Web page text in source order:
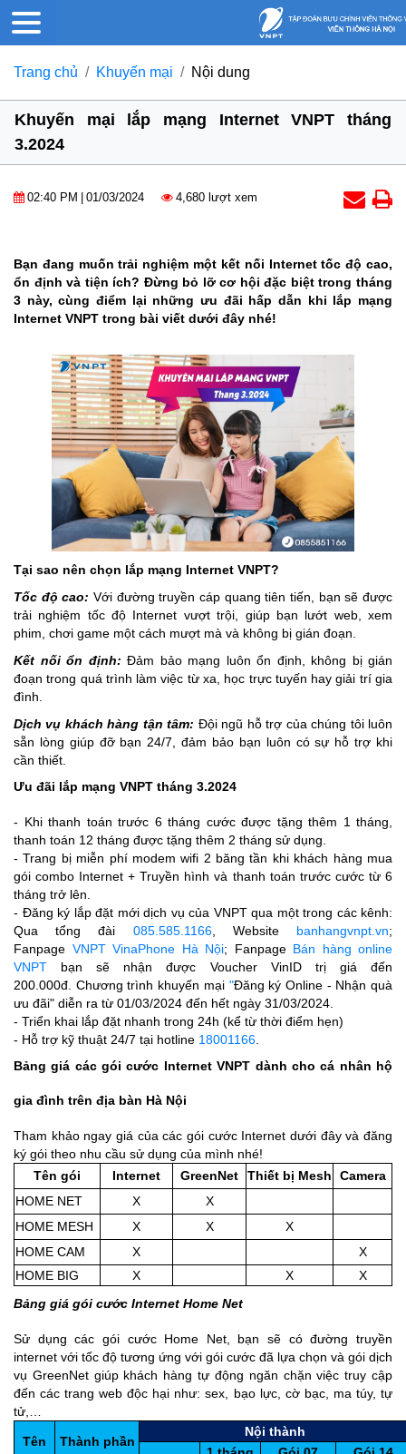
Trang chủ Khuyến mại Nội dung
Khuyến mại lắp mạng Internet VNPT tháng
3.2024
02:40 PM 01/03/2024 4,680 lượt xem
Bạn đang muốn trải nghiệm một kết nối Internet tốc độ cao,
ổn định và tiện ích? Đừng bỏ lỡ cơ hội đặc biệt trong tháng
3 này, cùng điểm lại những ưu đãi hấp dẫn khi lắp mạng
Internet VNPT trong bài viết dưới đây nhé!
Tại sao nên chọn lắp mạng Internet VNPT?
Tốc độ cao: Với đường truyền cáp quang tiên tiến, bạn sẽ được
trải nghiệm tốc độ Internet vượt trội, giúp bạn lướt web, xem
phim, chơi game một cách mượt mà và không bị gián đoạn.
Kết nối ổn định: Đảm bảo mạng luôn ổn định, không bị gián
đoạn trong quá trình làm việc từ xa, học trực tuyến hay giải trí gia
đình.
Dịch vụ khách hàng tận tâm: Đội ngũ hỗ trợ của chúng tôi luôn
sẵn lòng giúp đỡ bạn 24/7, đảm bảo bạn luôn có sự hỗ trợ khi
cần thiết.
Ưu đãi lắp mạng VNPT tháng 3.2024
- Khi thanh toán trước 6 tháng cước được tặng thêm 1 tháng,
thanh toán 12 tháng được tặng thêm 2 tháng sử dụng.
- Trang bị miễn phí modem wifi 2 băng tần khi khách hàng mua
gói combo Internet + Truyền hình và thanh toán trước cước từ 6
tháng trở lên.
- Đăng ký lắp đặt mới dịch vụ của VNPT qua một trong các kênh:
Qua tổng đài
085.585.1166, Website banhangvnpt.vn;
Fanpage VNPT VinaPhone Hà Nội; Fanpage Bán hàng online
VNPT
bạn sẽ nhận được Voucher VinID trị giá đến
200.000đ. Chương trình khuyến mại "Đăng ký Online - Nhận quà
ưu đãi" diễn ra từ 01/03/2024 đến hết ngày 31/03/2024.
- Triển khai lắp đặt nhanh trong 24h (kể từ thời điểm hẹn)
- Hỗ trợ kỹ thuật 24/7 tại hotline 18001166
Bảng giá các gói cước Internet VNPT dành cho cá nhân hộ
gia đình trên địa bàn Hà Nội
Tham khảo ngay giá của các gói cước Internet dưới đây và đăng
ký gói theo nhu cầu sử dụng của mình nhé!
Tên gói
Internet GreenNet Thiết bị Mesh
Camera
HOME NET
X
X
HOME MESH
X X
X
HOME CAM
X
X
HOME BIG
X X
X
Bảng giá gói cước Internet Home Net
Sử dụng các gói cước Home Net, bạn sẽ có đường truyền
internet với tốc độ tương ứng với gói cước đã lựa chọn và gói dịch
vụ GreenNet giúp khách hàng tự động ngăn chặn việc truy cập
đến các trang web độc hại như: sex, bạo lực, cờ bạc, ma túy, tự
tử,…
Tên
Thành phần
Nội thành